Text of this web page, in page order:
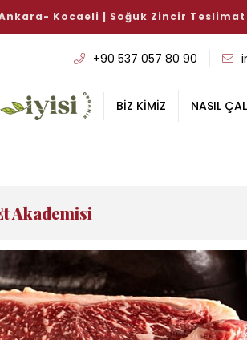
Teslimat | 3000₺ ve Üzeri
+90 537 057 80 90
BİZ KİMİZ NASIL
Akademisi